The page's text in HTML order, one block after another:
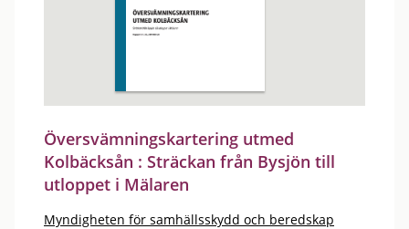
Översvämningskartering utmed
Kolbäcksån : Sträckan från Bysjön till
utloppet i Mälaren
Myndigheten för samhällsskydd och beredskap